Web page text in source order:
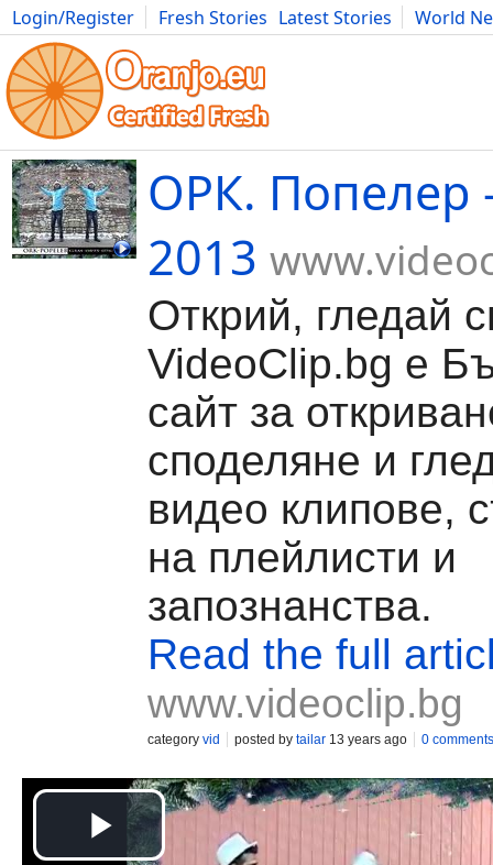
Login/Register Fresh Stories Latest Stories
World
Movies Anime Music Art Cars Advice Science
ОРК. Попелер
2013
Открий, гледай
VideoClip.bg е
сайт за
споделяне и
видео клипове,
на плейлисти и
запознанства.
Read the full
www.videoclip.bg
category vid posted by tailar 13 years ago 0 comments